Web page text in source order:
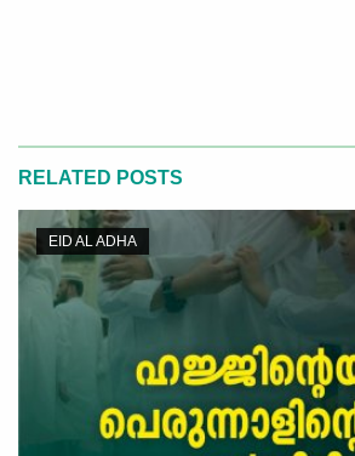
RELATED POSTS
EID AL ADHA